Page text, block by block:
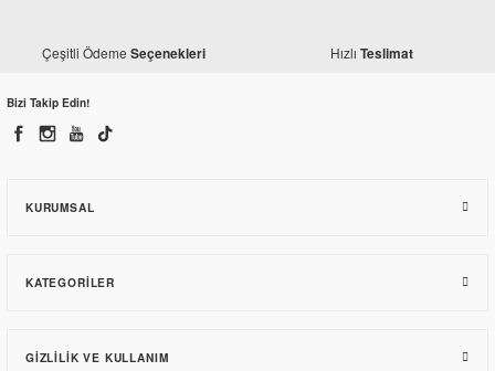
Honda
Çeşitli Ödeme Seçenekleri Hızlı Teslimat
Bizi Takip Edin!
KURUMSAL
KATEGORILER
GIZLILIK VE KULLANIM